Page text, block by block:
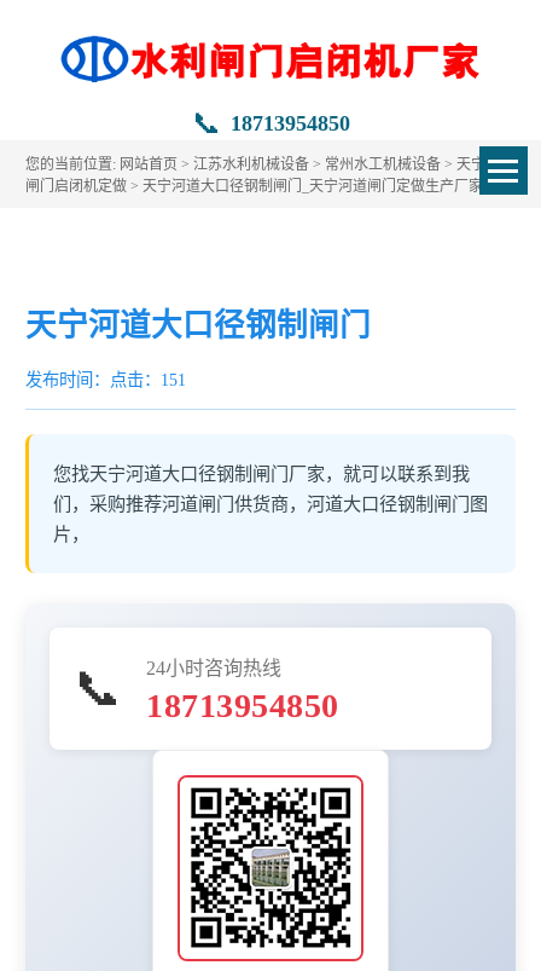
📞 18713954850
您的当前位置: 网站首页 >江苏水利机械设备 > 常州水工机械设备 >天宁水利
闸门启闭机定做 > 天宁河道大口径钢制闸门_天宁河道闸门定做生产厂家
天宁河道大口径钢制闸门
发布时间： 点击：151
您找天宁河道大口径钢制闸门厂家，就可以联系到我
们，采购推荐河道闸门供货商，河道大口径钢制闸门图
片，
📞 24小时咨询热线
18713954850